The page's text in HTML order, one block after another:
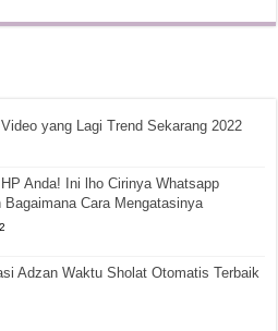
yang Lagi Trend Sekarang 2022
Anda! Ini lho Cirinya Whatsapp
Bagaimana Cara Mengatasinya
Adzan Waktu Sholat Otomatis Terbaik